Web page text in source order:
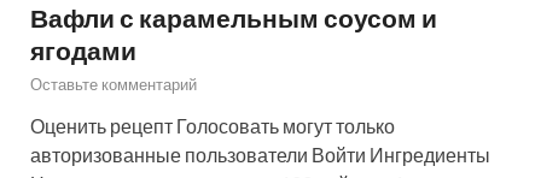
Вафли с карамельным соусом и
ягодами
Оставьте комментарий
Оценить рецепт Голосовать могут только
авторизованные пользователи Войти Ингредиенты